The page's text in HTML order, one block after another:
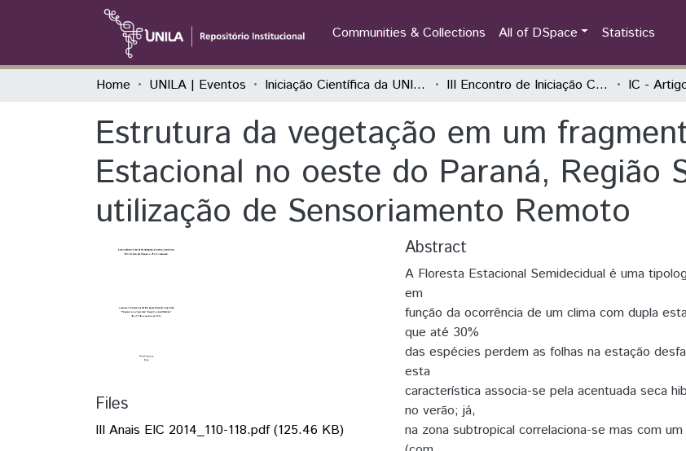
Communities & Collections All of DSpace Statistics
Home UNILA | Eventos Iniciação Científica da UNILA (IC) III Encontro de Iniciação Científica da Unila “Pesquisa no século XXI: desafios e possibilidades” IC -
Estrutura da vegetação em um
Estacional no oeste do Paraná, Região
utilização de Sensoriamento Remoto
Files
III Anais EIC 2014_110-118.pdf(125.46 KB)
Abstract
A Floresta Estacional Semidecidual é uma
em
função da ocorrência de um clima com dupla
que até 30%
das espécies perdem as folhas na estação
esta
característica associa-se pela acentuada seca
no verão; já,
na zona subtropical correlaciona-se mas com